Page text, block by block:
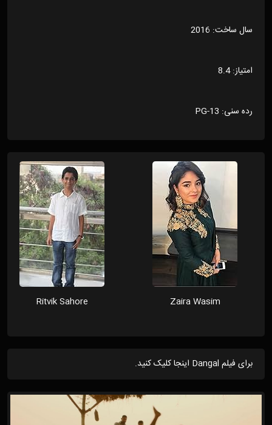
سال ساخت: 2016
امتیاز: 8.4
رده سنی: PG-13
Zaira Wasim
Ritvik Sahore
برای فیلم Dangal اینجا کلیک کنید.